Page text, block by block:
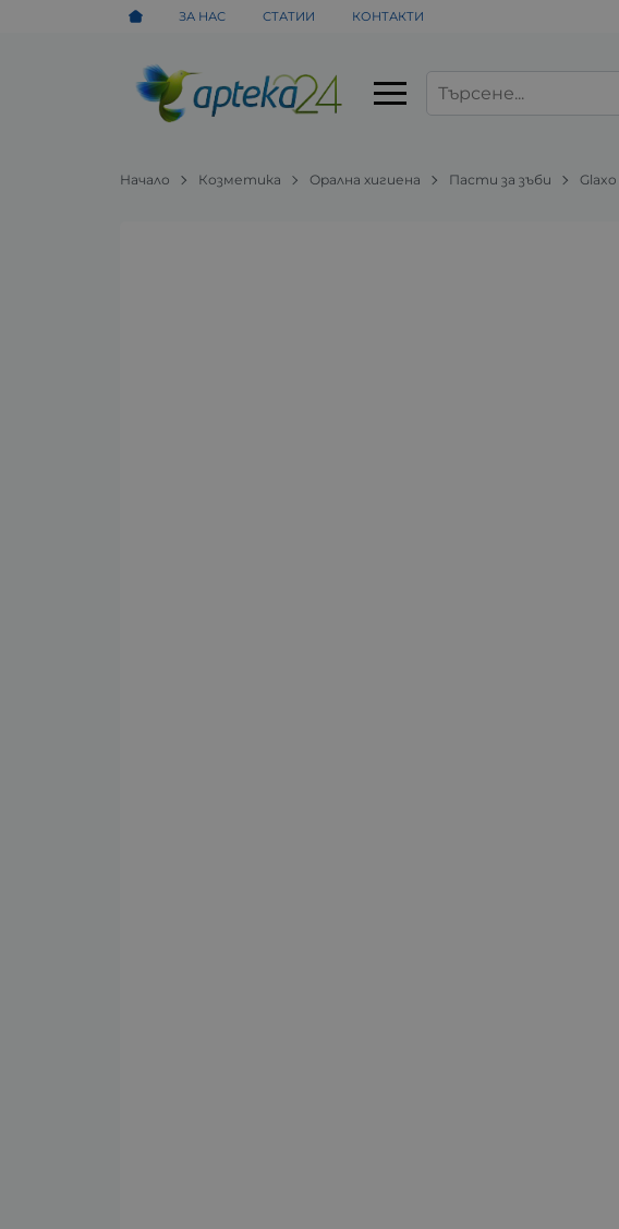
ЗА НАС СТАТИИ КОНТАКТИ
Начало Козметика Орална хигиена Пасти за зъби